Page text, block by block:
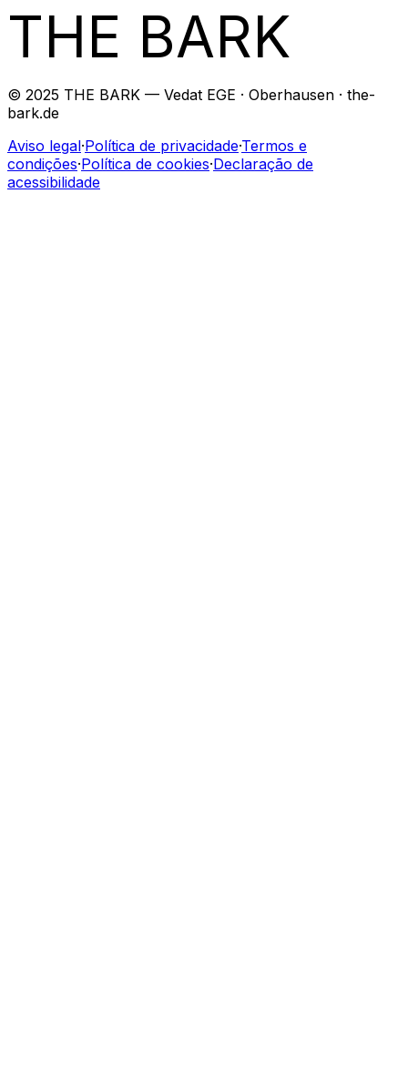
THE BARK
© 2025 THE BARK — Vedat EGE · Oberhausen · the-
bark.de
Aviso legal·Política de privacidade·Termos e
condições·Política de cookies·Declaração de
acessibilidade